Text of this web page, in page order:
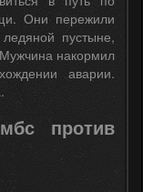
Они пережили
пустыне,
накормил
аварии.
против